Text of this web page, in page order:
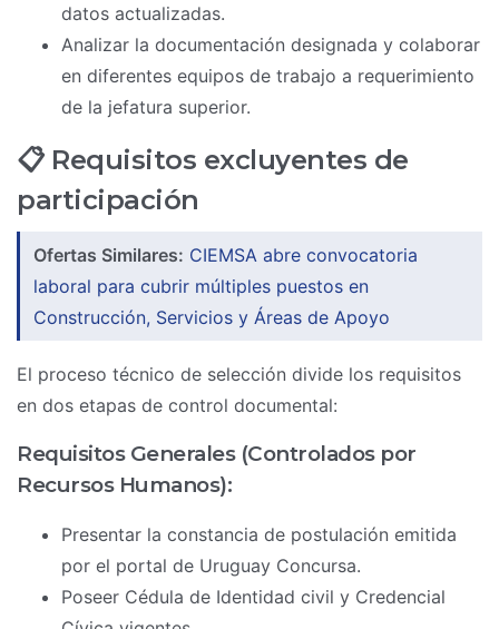
datos actualizadas.
Analizar la documentación designada y colaborar
en diferentes equipos de trabajo a requerimiento
de la jefatura superior.
📋 Requisitos excluyentes de
participación
Ofertas Similares: CIEMSA abre convocatoria
laboral para cubrir múltiples puestos en
Construcción, Servicios y Áreas de Apoyo
El proceso técnico de selección divide los requisitos
en dos etapas de control documental:
Requisitos Generales (Controlados por
Recursos Humanos):
Presentar la constancia de postulación emitida
por el portal de Uruguay Concursa.
Poseer Cédula de Identidad civil y Credencial